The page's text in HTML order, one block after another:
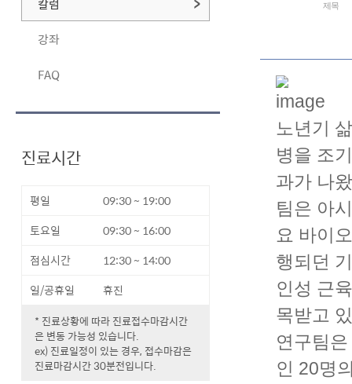
강좌
FAQ
진료시간
평일
09:30 ~ 19:00
토요일
09:30 ~ 16:00
점심시간
12:30 ~ 14:00
일/공휴일
휴진
* 진료상황에 따라 진료접수마감시간
은 변동 가능성 있습니다.
ex) 진료일정이 있는 경우, 접수마감은
진료마감시간 30분전입니다.
제목
노년기
병을 조
과가 나
팀은 아
요 바이
행되던
인성 근
목받고
연구팀
인 20명